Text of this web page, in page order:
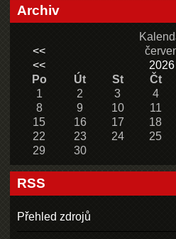
Archiv
<<
<<
2026
Po
Út St Čt
1
2 3 4
8
9 10 11
15
16 17 18
22
23 24 25
29
30
RSS
Přehled zdrojů